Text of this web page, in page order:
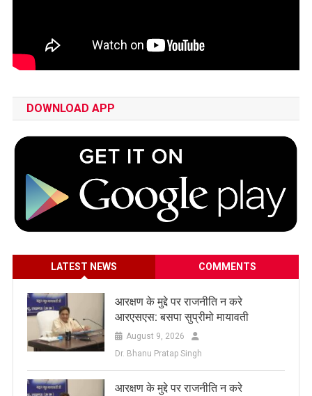
DOWNLOAD APP
LATEST NEWS COMMENTS
आरक्षण के मुद्दे पर राजनीति न करे
आरएसएस: बसपा सुप्रीमो मायावती
August 9, 2026
Dr. Bhanu Pratap Singh
आरक्षण के मुद्दे पर राजनीति न करे